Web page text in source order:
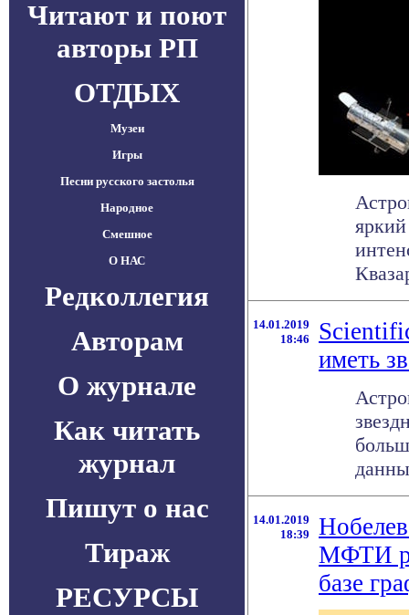
Читают и поют
авторы РП
ОТДЫХ
Музеи
Игры
Песни русского застолья
Народное
Смешное
О НАС
Редколлегия
Авторам
О журнале
Как читать
журнал
Пишут о нас
Тираж
РЕСУРСЫ
14.01.2019
18:46
иметь
14.01.2019
18:39
МФТИ
базе